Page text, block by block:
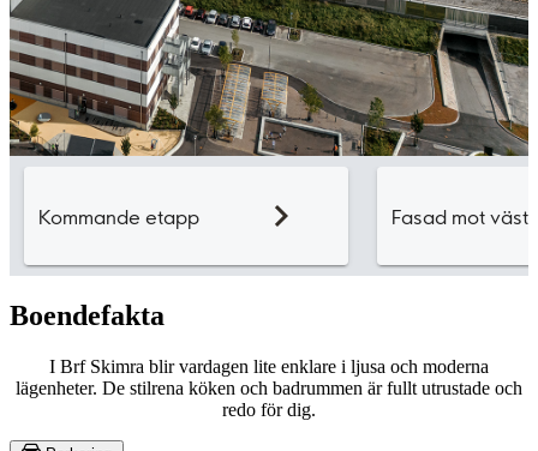
Boendefakta
I Brf Skimra blir vardagen lite enklare i ljusa och moderna
lägenheter. De stilrena köken och badrummen är fullt utrustade och
redo för dig.